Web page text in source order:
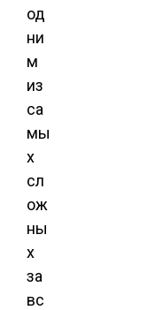
од
ни
м
из
са
мы
х
сл
ож
ны
х
за
вс